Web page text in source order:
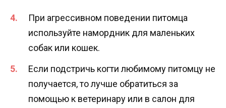
При агрессивном поведении питомца
используйте намордник для маленьких
собак или кошек.
Если подстричь когти любимому питомцу не
получается, то лучше обратиться за
помощью к ветеринару или в салон для